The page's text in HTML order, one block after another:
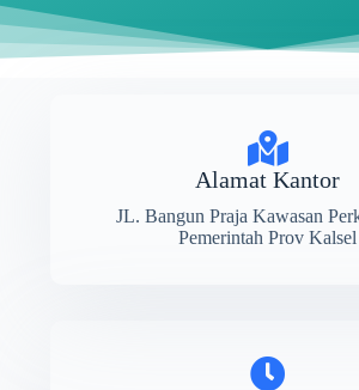
Alamat Kantor
JL. Bangun Praja Kawasan
Pemerintah Prov Kalsel